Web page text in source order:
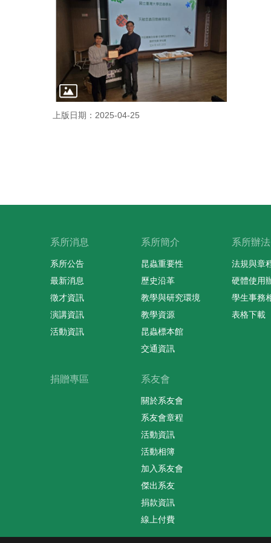
上版日期：2025-04-25
系所消息
系所公告
最新消息
徵才資訊
演講資訊
活動資訊
系所簡介
昆蟲重要性
歷史沿革
教學與研究環境
教學資源
昆蟲標本館
交通資訊
系所辦法
法規與章
硬體使用
學生事務
表格下載
捐贈專區 系友會
關於系友會
系友會章程
活動資訊
活動相簿
加入系友會
傑出系友
捐款資訊
線上付費